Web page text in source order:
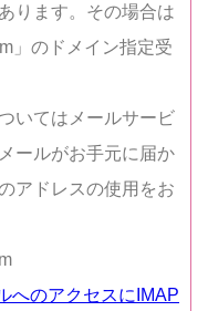
ります。その場合は
」のドメイン指定受
いてはメールサービ
ールがお手元に届か
アドレスの使用をお
へのアクセスにIMAP